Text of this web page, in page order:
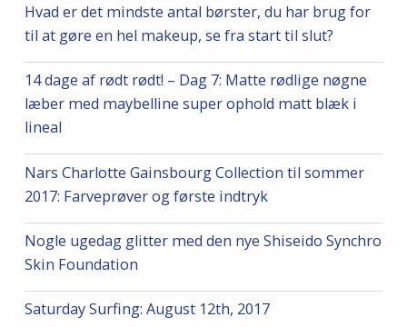
Hvad er det mindste antal børster, du har brug for
til at gøre en hel makeup, se fra start til slut?
14 dage af rødt rødt! – Dag 7: Matte rødlige nøgne
læber med maybelline super ophold matt blæk i
lineal
Nars Charlotte Gainsbourg Collection til sommer
2017: Farveprøver og første indtryk
Nogle ugedag glitter med den nye Shiseido Synchro
Skin Foundation
Saturday Surfing: August 12th, 2017